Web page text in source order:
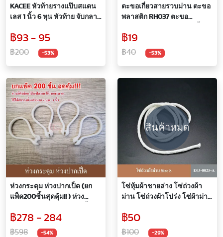
KACEE หัวท้ายรางแป๊บสแตน
เลส 1 นิ้ว 6 หุน หัวท้าย จับกลาง
)฿93 - 95
฿200 -53%
ตะขอเกี่ยวสายรวบม่าน ตะขอ
พลาสติก RH037 ตะขอ
฿19
฿40 -53%
ห่วงกระดุม ห่วงปากเป็ด (ยก
แพ็ค200ชิ้นสุดคุ้ม!! ) ห่วง
ห่วงผ้าม่าน ห่วงพลาสติก ห่วง
กระดุมผ้าม่าน ผ้าม่าน
฿278 - 284
฿598 -54%
สินค้าหมด
โซ่หุ้มผ้าชายล่าง โซ่ถ่วงผ้า
ม่าน โซ่ถ่วงผ้าโปร่ง โซ่ผ้าม่าน
฿50
฿100 -29%